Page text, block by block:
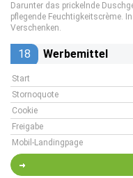
Darunter das prickelnde
pflegende Feuchtigkeitscrème.
Verschenken.
18 Werbemittel
Start
Stornoquote
Cookie
Freigabe
Mobil-Landingpage